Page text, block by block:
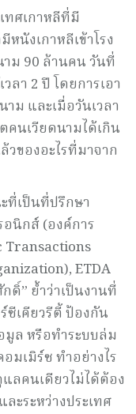
ทศเกาหลีที่มี
นังเกาหลีเข้าโรง
าม 90 ล้านคน วันที่
ลา 2 ปี โดยการเอา
ม และเมื่อวันเวลา
คนเวียดนามได้เกิน
ของอะไรที่มาจาก
ที่เป็นที่ปรึกษา
นิกส์ (องค์การ
Transactions
ETDA
ดิ์” ย้ำว่าเป็นงานที่
ซีเคียวรีตี้ ป้องกัน
มูล หรือทำระบบล่ม
มเมิร์ซ ทำอย่างไร
ลคนเดียวไม่ได้ต้อง
ะระหว่างประเทศ